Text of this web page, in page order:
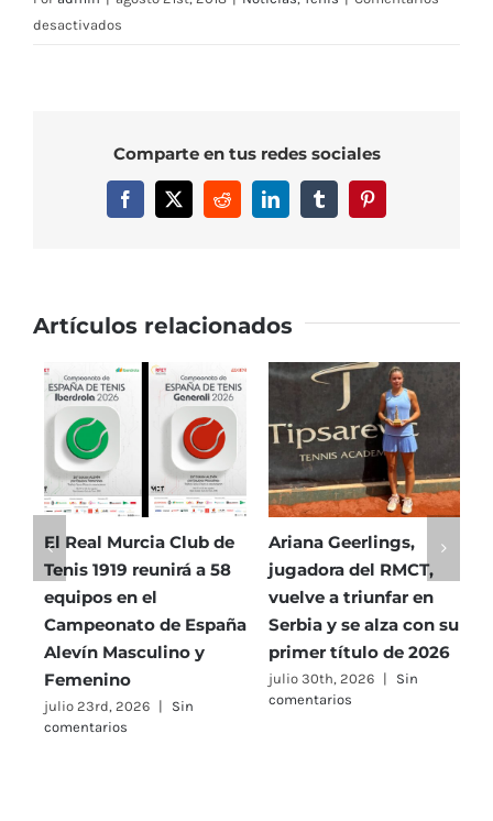
desactivados
Martínez
en
Pozoblanco
Comparte en tus redes sociales
Facebook
X RedditLinkedInTumblrPinterest
Artículos relacionados
El Real Murcia Club de
Tenis 1919 reunirá a 58
equipos en el
Campeonato de España
Alevín Masculino y
Femenino
julio 23rd, 2026 |
Sin
comentarios
Ariana Geerlings,
jugadora del RMCT,
vuelve a triunfar en
Serbia y se alza con su
primer título de 2026
julio 30th, 2026 |
Sin
comentarios